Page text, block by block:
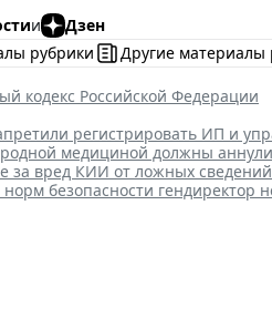
и
Дзен
рубрики
Другие материалы
кодекс Российской Федерации
регистрировать ИП и
медициной должны
за вред КИИ от ложных
безопасности гендиректор